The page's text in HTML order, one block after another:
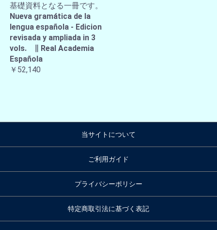
基礎資料となる一冊です。
Nueva gramática de la
lengua española - Edicion
revisada y ampliada in 3
vols. ∥ Real Academia
Española
￥52,140
当サイトについて
ご利用ガイド
プライバシーポリシー
特定商取引法に基づく表記